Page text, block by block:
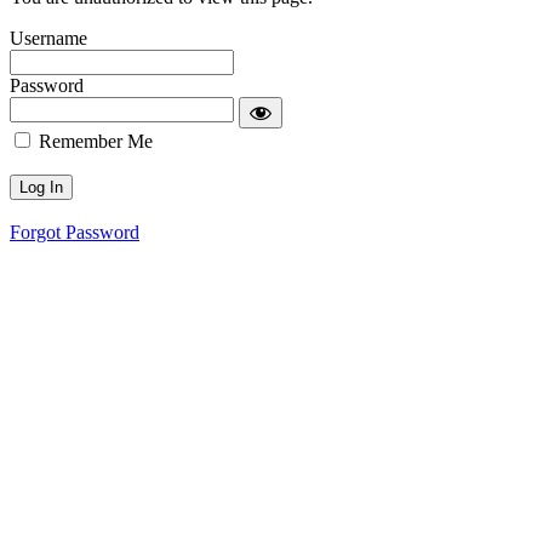
Username
Password
Remember Me
Forgot Password